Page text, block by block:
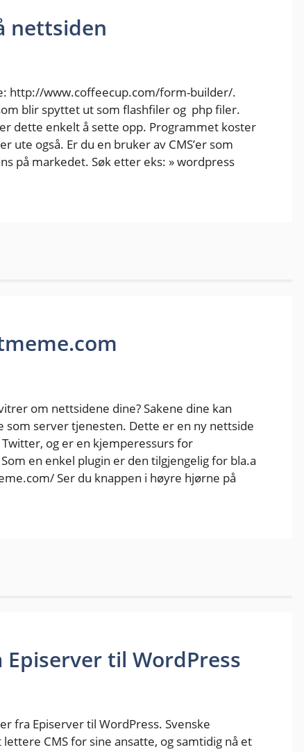
nettsiden
http://www.coffeecup.com/form-builder/.
blir spyttet ut som flashfiler og php filer.
dette enkelt å sette opp. Programmet koster
ute også. Er du en bruker av CMS’er som
på markedet. Søk etter eks: » wordpress
om nettsidene dine? Sakene dine kan
som server tjenesten. Dette er en ny nettside
og er en kjemperessurs for
en enkel plugin er den tilgjengelig for bla.a
Ser du knappen i høyre hjørne på
til WordPress
fra Episerver til WordPress. Svenske
CMS for sine ansatte, og samtidig nå et